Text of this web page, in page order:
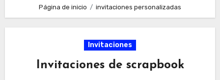
Página de inicio invitaciones personalizadas
Invitaciones
Invitaciones de scrapbook